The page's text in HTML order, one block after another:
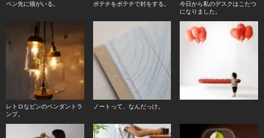
ペン先に猫がいる。 ポテチをポテチで封をする。
今日から私のデスクはこたつ
になりました。
レトロなビンのペンダントラ
ンプ。
ノートって、なんだっけ。